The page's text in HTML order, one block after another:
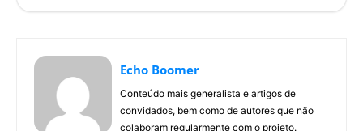
Echo Boomer
Conteúdo mais generalista e artigos de
convidados, bem como de autores que não
colaboram regularmente com o projeto.